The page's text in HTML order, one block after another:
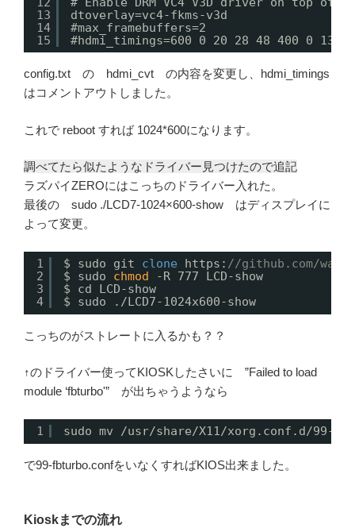
13
14
15
dtoverlay=vc4-fkms-v3d
#max_framebuffers=2
#hdmi_timings=600 0 20 28 48 400 0 13
config.txt の hdmi_cvt の内容を変更し、hdmi_timings
はコメントアウトしました。
これで reboot すれば 1024*600になります。
調べてたら似たようなドライバー見つけたので追記
ラズパイZEROにはこっちのドライバー入れた。
最後の sudo ./LCD7-1024×600-show はディスプレイに
よって変更。
1
2
3
4
$ sudo git clone https: //github.com/
$ sudo chmod
-R 777 LCD-show
$ cd LCD-show
$ sudo ./LCD7-1024x600-show
こっちのがストレートに入るかも？？
↑のドライバー使ってKIOSKしたさいに ”Failed to load
module ‘fbturbo'” が出ちゃうようなら
1 sudo mv /usr/share/X11/xorg.conf.d/99-
で99-fbturbo.confをいなくすればKIOS出来ました。
Kioskまでの流れ